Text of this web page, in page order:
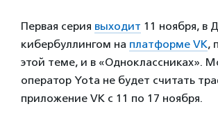
Первая серия выходит 11 ноября, в
кибербуллингом на платформе VK,
этой теме, и в «Одноклассниках».
оператор Yota не будет считать
приложение VK с 11 по 17 ноября.